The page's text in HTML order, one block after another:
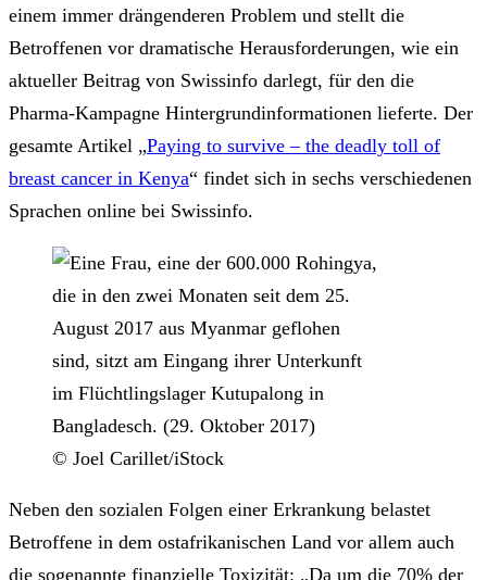
einem immer drängenderen Problem und stellt die
Betroffenen vor dramatische Herausforderungen, wie ein
aktueller Beitrag von Swissinfo darlegt, für den die
Pharma-Kampagne Hintergrundinformationen lieferte. Der
gesamte Artikel „Paying to survive – the deadly toll of
breast cancer in Kenya“ findet sich in sechs verschiedenen
Sprachen online bei Swissinfo.
© Joel Carillet/iStock
Neben den sozialen Folgen einer Erkrankung belastet
Betroffene in dem ostafrikanischen Land vor allem auch
die sogenannte finanzielle Toxizität: „Da um die 70% der